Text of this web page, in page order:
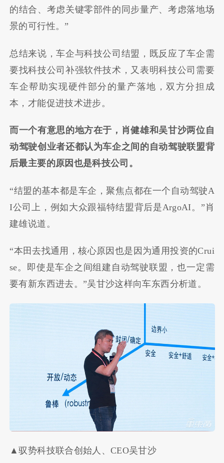
的结合、考虑关键零部件的同步量产、考虑落地场
景的可行性。”
总结来说，车企与科技公司结盟，既反应了车企需
要找科技公司补强软件技术，又表明科技公司需要
车企帮助实现硬件部分的量产落地，双方分担成
本，才能促进技术进步。
而一个有意思的地方在于，肖健雄和吴甘沙两位自
动驾驶创业者还都认为车企之间的自动驾驶联盟背
后最主要的原因也是科技公司。
“结盟的基本都是车企，聚焦点都在一个自动驾驶A
I公司上，例如大众跟福特结盟背后是ArgoAI。 ” 肖
建雄说道。
“本田去找通用，核心原因也是因为通用投资的Crui
se。即使是车企之间组建自动驾驶联盟，也一定需
要有新东西进去。 ”吴甘沙这样向车东西分析道。
▲驭势科技联合创始人、CEO吴甘沙